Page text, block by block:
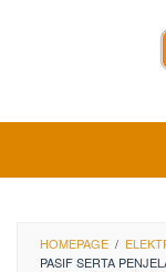
HOMEPAGE /
PASIF SERTA